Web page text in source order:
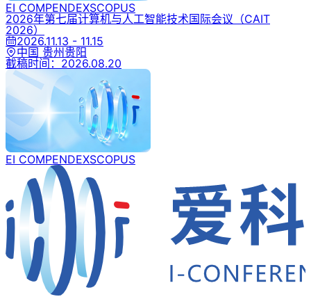
EI COMPENDEXSCOPUS
2026年第七届计算机与人工智能技术国际会议 （CAIT
2026）
2026.11.13 - 11.15
中国 贵州贵阳
截稿时间： 2026.08.20
EI COMPENDEXSCOPUS